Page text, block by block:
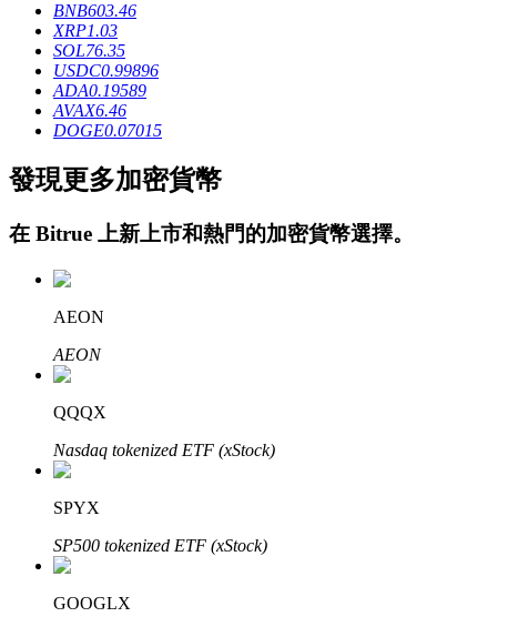
Launchpool
活期質押獲得熱門資產
借貸寶
借貸數字貨幣，及時且安全的服務
BNB603.46
XRP1.03
SOL76.35
USDC0.99896
ADA0.19589
AVAX6.46
DOGE0.07015
發現更多加密貨幣
在 Bitrue 上新上市和熱門的加密貨幣選擇。
AEON
AEON
QQQX
Nasdaq tokenized ETF (xStock)
SPYX
SP500 tokenized ETF (xStock)
GOOGLX